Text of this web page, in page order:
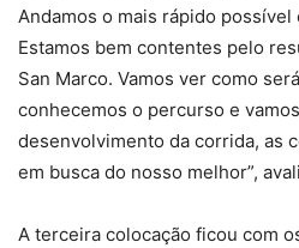
Andamos o mais rápido possível
Estamos bem contentes pelo
San Marco. Vamos ver como
conhecemos o percurso e
desenvolvimento da corrida, as
em busca do nosso melhor”,
A terceira colocação ficou com